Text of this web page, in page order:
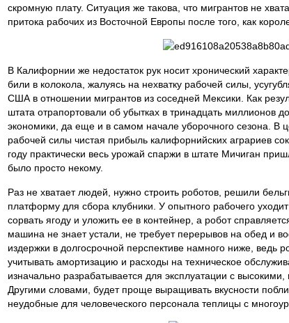
скромную плату. Ситуация же такова, что мигрантов не
притока рабочих из Восточной Европы после того, как
В Калифорнии же недостаток рук носит хронический
били в колокола, жалуясь на нехватку рабочей силы,
США в отношении мигрантов из соседней Мексики. Как
штата отрапортовали об убытках в тринадцать миллионов
экономики, да еще и в самом начале уборочного сезона. В
рабочей силы чистая прибыль калифорнийских аграриев
году практически весь урожай спаржи в штате Мичиган
было просто некому.
Раз не хватает людей, нужно строить роботов, решили
платформу для сбора клубники. У опытного рабочего
сорвать ягоду и уложить ее в контейнер, а робот
машина не знает устали, не требует перерывов на обед и
издержки в долгосрочной перспективе намного ниже, ведь
учитывать амортизацию и расходы на техническое
изначально разрабатывается для эксплуатации с
Другими словами, будет проще выращивать вкусности
неудобные для человеческого персонала теплицы с